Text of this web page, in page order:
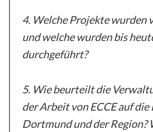
4. Welche Projekte wurden
und welche wurden bis
durchgeführt?
5. Wie beurteilt die
der Arbeit von ECCE auf
Dortmund und der Region?